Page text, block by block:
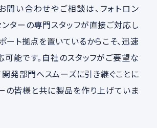
問い合わせやご相談は、フォトロン
ターの専門スタッフが直接ご対応し
ート拠点を置いているからこそ、迅速
能です。自社のスタッフがご要望な
開発部門へスムーズに引き継ぐことに
の皆様と共に製品を作り上げていま